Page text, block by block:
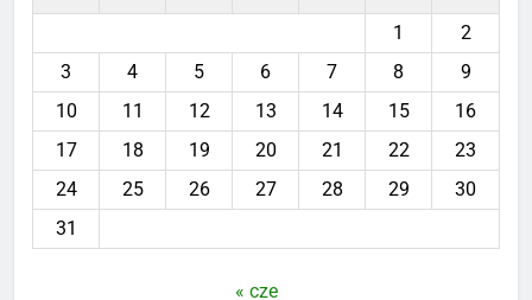
1
2
3
4 5 6 7 8
9
10
11 12 13 14 15
16
17
18 19 20 21 22
23
24
25 26 27 28 29
30
31
« cze